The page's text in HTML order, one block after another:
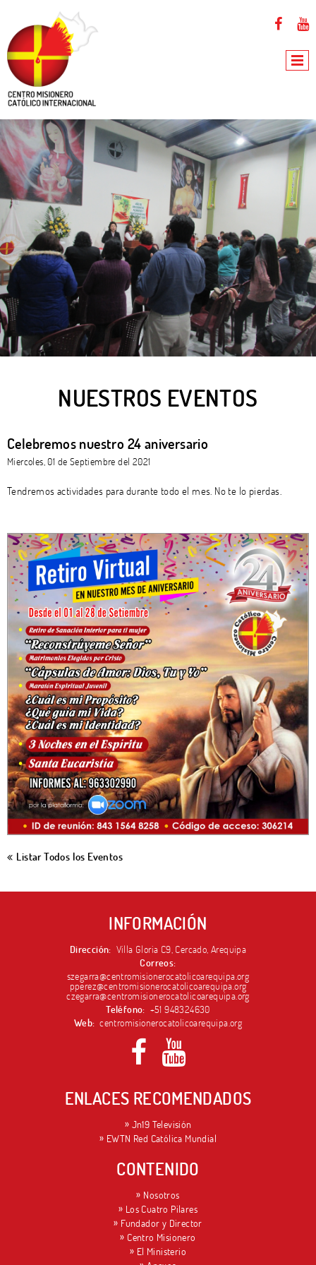
NUESTROS EVENTOS
Celebremos nuestro 24 aniversario
Miercoles, 01 de Septiembre del 2021
Tendremos actividades para durante todo el mes. No te lo pierdas.
Listar Todos los Eventos
INFORMACIÓN
Dirección: Villa Gloria C9, Cercado, Arequipa
Correos:
szegarra@centromisionerocatolicoarequipa.org
pperez@centromisionerocatolicoarequipa.org
czegarra@centromisionerocatolicoarequipa.org
Teléfono: +51 948324630
Web: centromisionerocatolicoarequipa.org
ENLACES RECOMENDADOS
Jn19 Televisión
EWTN Red Católica Mundial
CONTENIDO
Nosotros
Los Cuatro Pilares
Fundador y Director
Centro Misionero
El Ministerio